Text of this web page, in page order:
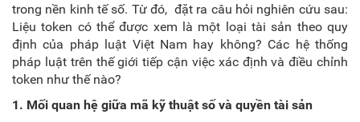
trong nền kinh tế số. Từ đó, đặt ra câu hỏi nghiên cứu sau:
Liệu token có thể được xem là một loại tài sản theo quy
định của pháp luật Việt Nam hay không? Các hệ thống
pháp luật trên thế giới tiếp cận việc xác định và điều chỉnh
token như thế nào?
1. Mối quan hệ giữa mã kỹ thuật số và quyền tài sản